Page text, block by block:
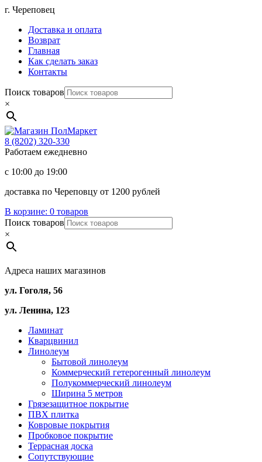
Перейти
содержимому
г. Череповец
Доставка и оплата
Возврат
Главная
Как сделать заказ
Контакты
Поиск товаров
×
Магазин
8 (8202) 320-330
Работаем ежедневно
с 10:00 до 19:00
доставка по Череповцу от 1200 рублей
В корзине: 0 товаров
Поиск товаров
×
Адреса наших магазинов
ул. Гоголя, 56
ул. Ленина, 123
Ламинат
Кварцвинил
Линолеум
Бытовой линолеум
Коммерческий гетерогенный линолеум
Полукоммерческий линолеум
Ширина 5 метров
Грязезащитное покрытие
ПВХ плитка
Ковровые покрытия
Пробковое покрытие
Террасная доска
Сопутствующие